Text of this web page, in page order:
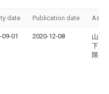
date Publication date
09-01 2020-12-08
山东
下肥
限公